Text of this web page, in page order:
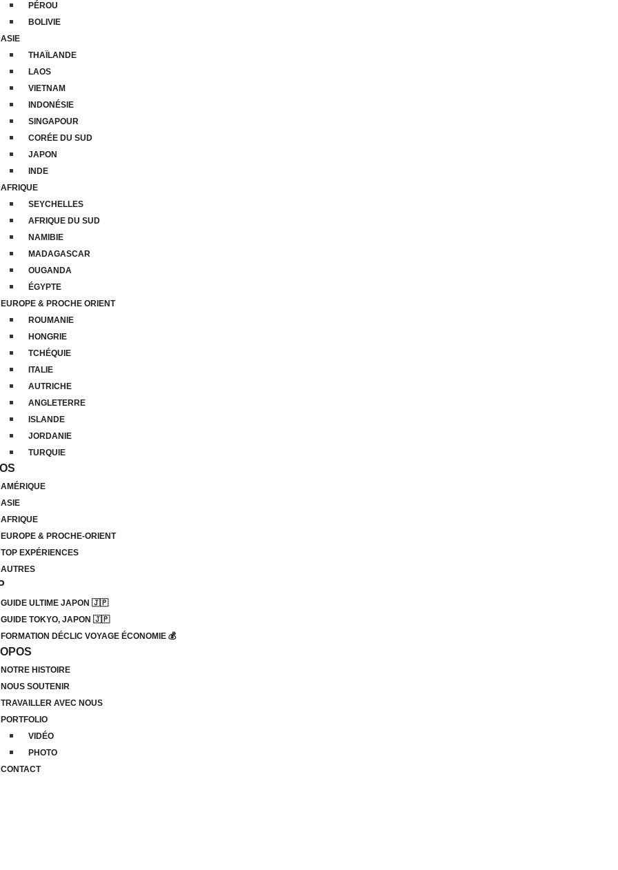
PÉROU
BOLIVIE
ASIE
THAÏLANDE
LAOS
VIETNAM
INDONÉSIE
SINGAPOUR
CORÉE DU SUD
JAPON
INDE
AFRIQUE
SEYCHELLES
AFRIQUE DU SUD
NAMIBIE
MADAGASCAR
OUGANDA
ÉGYPTE
EUROPE & PROCHE ORIENT
ROUMANIE
HONGRIE
TCHÉQUIE
ITALIE
AUTRICHE
ANGLETERRE
ISLANDE
JORDANIE
TURQUIE
AMÉRIQUE
ASIE
AFRIQUE
EUROPE & PROCHE-ORIENT
TOP EXPÉRIENCES
AUTRES
GUIDE ULTIME JAPON 🇯🇵
GUIDE TOKYO, JAPON 🇯🇵
FORMATION DÉCLIC VOYAGE ÉCONOMIE 💰
NOTRE HISTOIRE
NOUS SOUTENIR
TRAVAILLER AVEC NOUS
PORTFOLIO
VIDÉO
PHOTO
CONTACT